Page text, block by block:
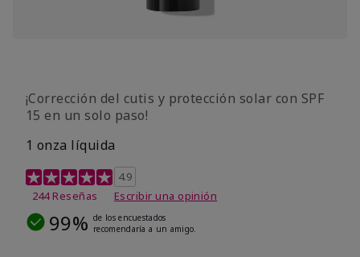
¡Corrección del cutis y protección solar con SPF
15 en un solo paso!
1 onza líquida
Calificación de clientes de 3,7 de 5
4.9
244 Reseñas
Escribir una opinión
99% de los encuestados
recomendaría a un amigo.